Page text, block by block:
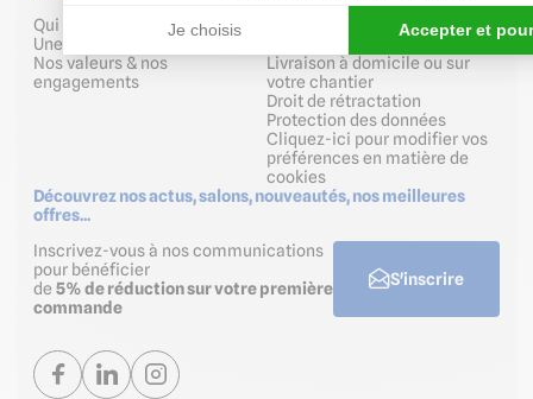
Qui sommes-nous
Une équipe à votre écoute
Nos valeurs & nos
engagements
Conditions générales de vente
Livraison à domicile ou sur
votre chantier
Droit de rétractation
Protection des données
Cliquez-ici pour modifier vos
préférences en matière de
cookies
Découvrez nos actus, salons, nouveautés, nos meilleures
offres...
Inscrivez-vous à nos communications
pour bénéficier
de 5% de réduction sur votre première
commande
S'inscrire
Je choisis Accepter et